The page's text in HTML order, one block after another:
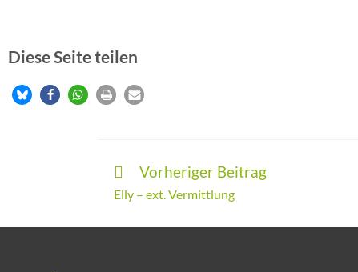
Diese Seite teilen
Vorheriger Beitrag
Elly – ext. Vermittlung